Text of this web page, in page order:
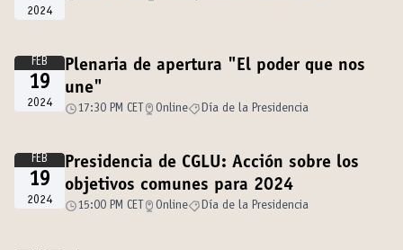
2024
FEB
19
2024
Plenaria de apertura "El poder que nos
une"
17:30 PM CET Online Día de la Presidencia
FEB
19
2024
Presidencia de CGLU: Acción sobre los
objetivos comunes para 2024
15:00 PM CET Online Día de la Presidencia